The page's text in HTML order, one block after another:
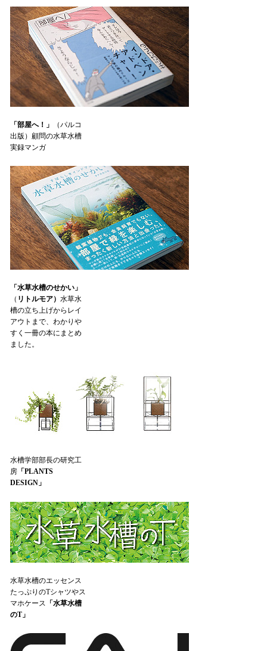
「部屋へ！」
（パルコ
出版）顧問の水草水槽
実録マンガ
「水草水槽のせかい」
（ リトルモア） 水草水
槽の立ち上げからレイ
アウトまで、わかりや
すく一冊の本にまとめ
ました。
水槽学部部長の研究工
房「PLANTS
DESIGN」
水草水槽のエッセンス
たっぷりのTシャツやス
マホケース 「水草水槽
のT」